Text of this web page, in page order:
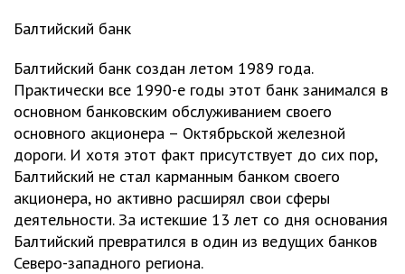
Балтийский банк
Балтийский банк создан летом 1989 года.
Практически все 1990-е годы этот банк занимался в
основном банковским обслуживанием своего
основного акционера – Октябрьской железной
дороги. И хотя этот факт присутствует до сих пор,
Балтийский не стал карманным банком своего
акционера, но активно расширял свои сферы
деятельности. За истекшие 13 лет со дня основания
Балтийский превратился в один из ведущих банков
Северо-западного региона.